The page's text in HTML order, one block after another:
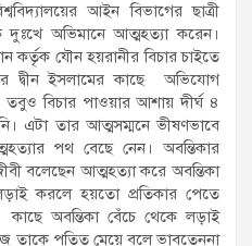
আইন বিভাগের ছাত্রী
অভিমানে আত্মহত্যা করেন।
কর্তৃক যৌন হয়রানীর বিচার চাইতে
দ্বীন ইসলামের কাছে অভিযোগ
তবুও বিচার পাওয়ার আশায় দীর্ঘ ৪
এটা তার আত্মসম্মনে ভীষণভাবে
পথ বেছে নেন। অবন্তিকার
বলেছেন আত্মহত্যা করে অবন্তিকা
করলে হয়তো প্রতিকার পেতে
কাছে অবন্তিকা বেঁচে থেকে লড়াই
তাকে পতিত মেয়ে বলে ভাবতেননা